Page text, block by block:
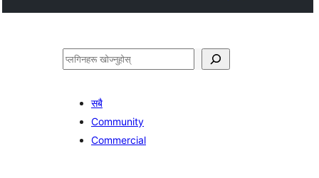
खोज्नुहोस्
सबै
Community
Commercial